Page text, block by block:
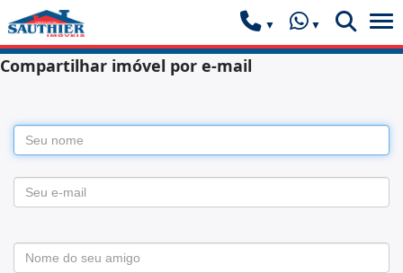
Compartilhar imóvel por e-mail